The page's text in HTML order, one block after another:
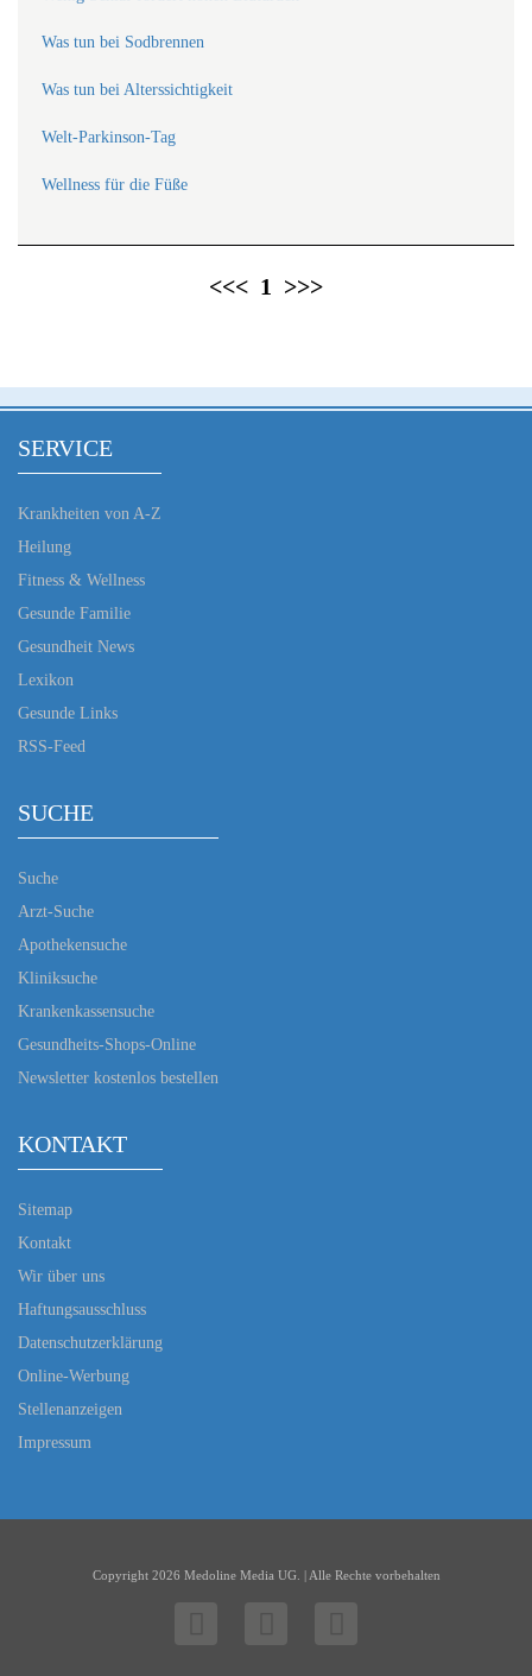
Was tun bei Sodbrennen
Was tun bei Alterssichtigkeit
Welt-Parkinson-Tag
Wellness für die Füße
<<< 1 >>>
SERVICE
Krankheiten von A-Z
Heilung
Fitness & Wellness
Gesunde Familie
Gesundheit News
Lexikon
Gesunde Links
RSS-Feed
SUCHE
Suche
Arzt-Suche
Apothekensuche
Kliniksuche
Krankenkassensuche
Gesundheits-Shops-Online
Newsletter kostenlos bestellen
KONTAKT
Sitemap
Kontakt
Wir über uns
Haftungsausschluss
Datenschutzerklärung
Online-Werbung
Stellenanzeigen
Impressum
Copyright 2026 Medoline Media UG. | Alle Rechte vorbehalten